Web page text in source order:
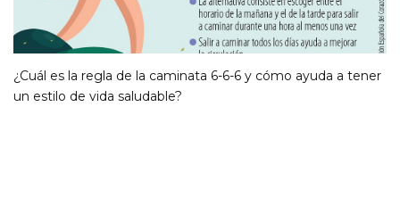
¿Cuál es la regla de la caminata 6-6-6 y cómo ayuda a tener
un estilo de vida saludable?